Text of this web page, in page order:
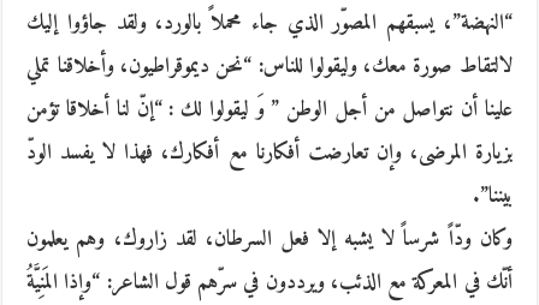
“النهضة”، يسبقهم المصوّر الذي جاء محملاً بالورد، ولقد جاؤوا إليك
لالتقاط صورة معك، وليقولوا للناس: “نحن ديموقراطيون، وأخلاقنا تملي
علينا أن نتواصل من أجل الوطن ” وَ ليقولوا لك : “إنّ لنا أخلاقا تؤمن
بزيارة المرضى، وإن تعارضت أفكارنا مع أفكارك، فهذا لا يفسد الودّ
بيننا”.
وكان ودّاً شرساً لا يشبه إلا فعل السرطان، لقد زاروك، وهم يعلمون
أنّك في المعركة مع الذئب، ويرددون في سرّهم قول الشاعر: “وإذا المَنِيَّةُ